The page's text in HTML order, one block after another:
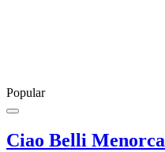
Popular
Ciao Belli Menorca